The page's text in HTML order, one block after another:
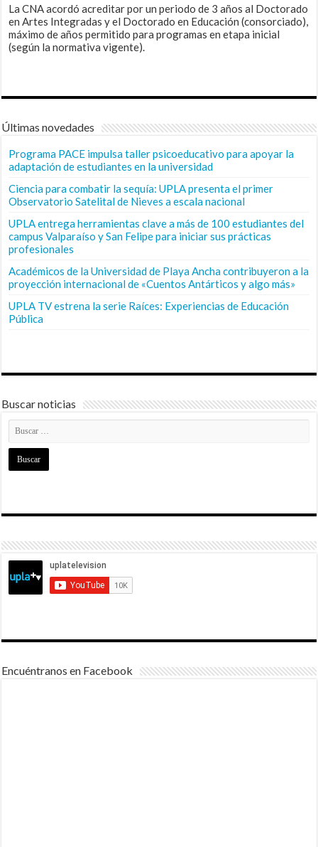
La CNA acordó acreditar por un periodo de 3 años al Doctorado
en Artes Integradas y el Doctorado en Educación (consorciado),
máximo de años permitido para programas en etapa inicial
(según la normativa vigente).
Últimas novedades
Programa PACE impulsa taller psicoeducativo para apoyar la
adaptación de estudiantes en la universidad
Ciencia para combatir la sequía: UPLA presenta el primer
Observatorio Satelital de Nieves a escala nacional
UPLA entrega herramientas clave a más de 100 estudiantes del
campus Valparaíso y San Felipe para iniciar sus prácticas
profesionales
Académicos de la Universidad de Playa Ancha contribuyeron a la
proyección internacional de «Cuentos Antárticos y algo más»
UPLA TV estrena la serie Raíces: Experiencias de Educación
Pública
Buscar noticias
Encuéntranos en Facebook